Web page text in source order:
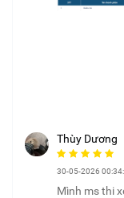
Thùy Dương
30-05-2026
Mình ms thi